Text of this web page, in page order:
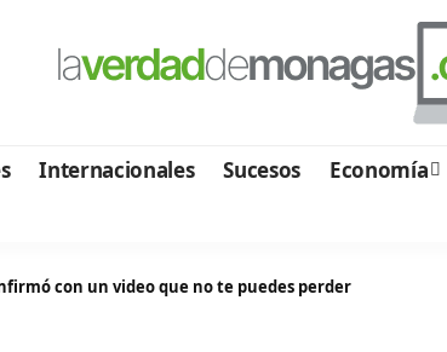
Internacionales Sucesos Economía
con un video que no te puedes perder